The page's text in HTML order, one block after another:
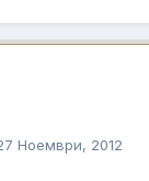
Ноември, 2012